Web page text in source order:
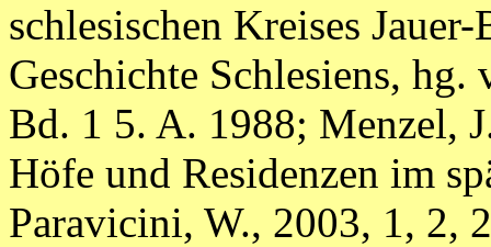
schlesischen Kreises
Geschichte Schlesiens,
Bd. 1 5. A. 1988; Menzel,
Höfe und Residenzen im
Paravicini, W., 2003, 1, 2,